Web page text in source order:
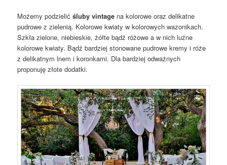
Możemy podzielićśluby vintage na kolorowe oraz delikatne
pudrowe z zielenią. Kolorowe kwiaty w kolorowych wazonikach.
Szkła zielone, niebieskie, żółte bądź różowe a w nich luźne
kolorowe kwiaty. Bądź bardziej stonowane pudrowe kremy i róże
z delikatnym lnem i koronkami. Dla bardziej odważnych
proponuję złote dodatki.